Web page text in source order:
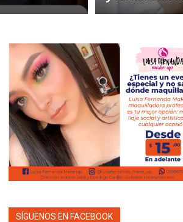
SÍGUENOS EN FACEBOOK